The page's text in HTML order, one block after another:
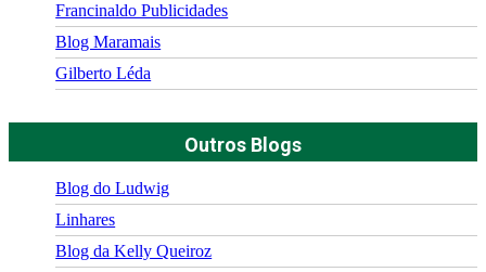
Francinaldo Publicidades
Blog Maramais
Gilberto Léda
Outros Blogs
Blog do Ludwig
Linhares
Blog da Kelly Queiroz